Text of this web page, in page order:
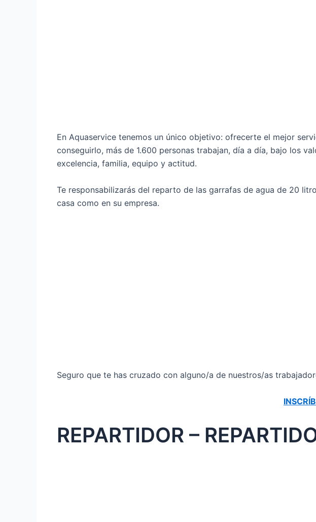
En Aquaservice tenemos un único objetivo: ofrecerte el mejor
conseguirlo, más de 1.600 personas trabajan, día a día, bajo los
excelencia, familia, equipo y actitud.
Te responsabilizarás del reparto de las garrafas de agua de 20
casa como en su empresa.
Seguro que te has cruzado con alguno/a de nuestros/as
REPARTIDOR –